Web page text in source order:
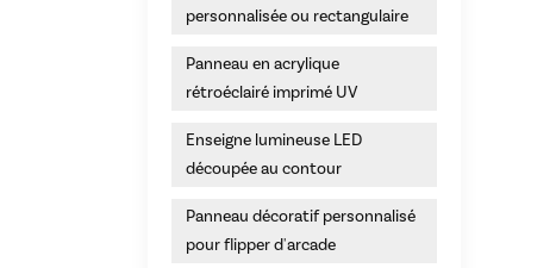
personnalisée ou rectangulaire
Panneau en acrylique
rétroéclairé imprimé UV
Enseigne lumineuse LED
découpée au contour
Panneau décoratif personnalisé
pour flipper d'arcade